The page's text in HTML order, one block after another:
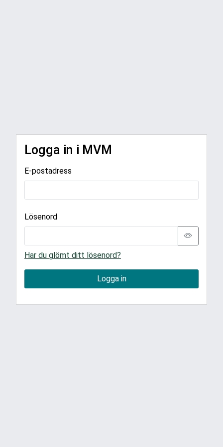
Logga in i MVM
E-postadress
Lösenord
Har du glömt ditt lösenord?
Logga in